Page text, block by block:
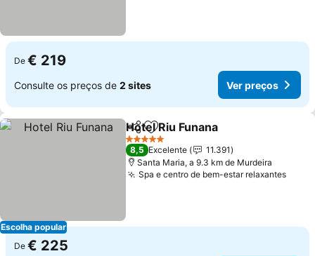
De € 219
Consulte os preços de 2 sites Ver preços
Escolha popular
PartilharAdicionar aos favoritos
Hotel Riu Funana
5 Estrelas
8,5 Excelente
11.391
Santa Maria, a 9.3 km de Murdeira
Spa e centro de bem-estar relaxantesVer
De € 225